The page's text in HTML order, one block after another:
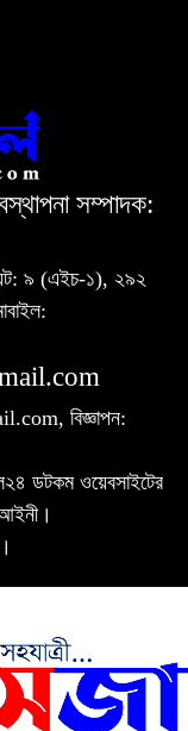
সম্পাদক:
স্যূট: ৯ (এইচ-১), ২৯২
বিজ্ঞাপন:
ডটকম ওয়েবসাইটের
।